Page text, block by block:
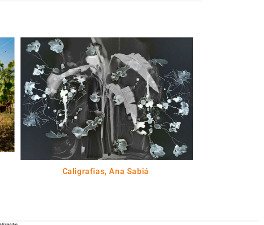
Caligrafias, Ana Sabiá